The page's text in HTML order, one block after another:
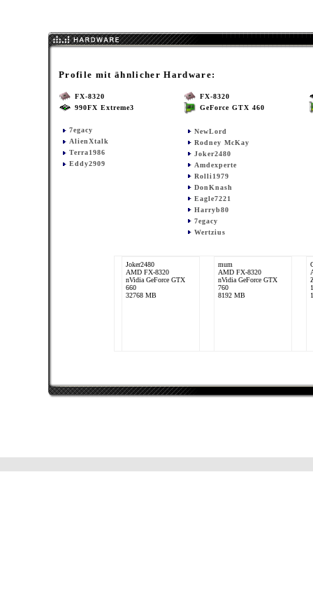
Profile mit ähnlicher Hardware:
FX-8320
990FX Extreme3
7egacy
AlienXtalk
Terra1986
Eddy2909
FX-8320
GeForce GTX 460
NewLord
Rodney McKay
Joker2480
Amdexperte
Rolli1979
DonKnash
Eagle7221
Harryb80
7egacy
Wertzius
Joker2480
AMD FX-8320
nVidia GeForce GTX
660
32768 MB
mum
AMD FX-8320
nVidia GeForce GTX
760
8192 MB
Series
8192 MB